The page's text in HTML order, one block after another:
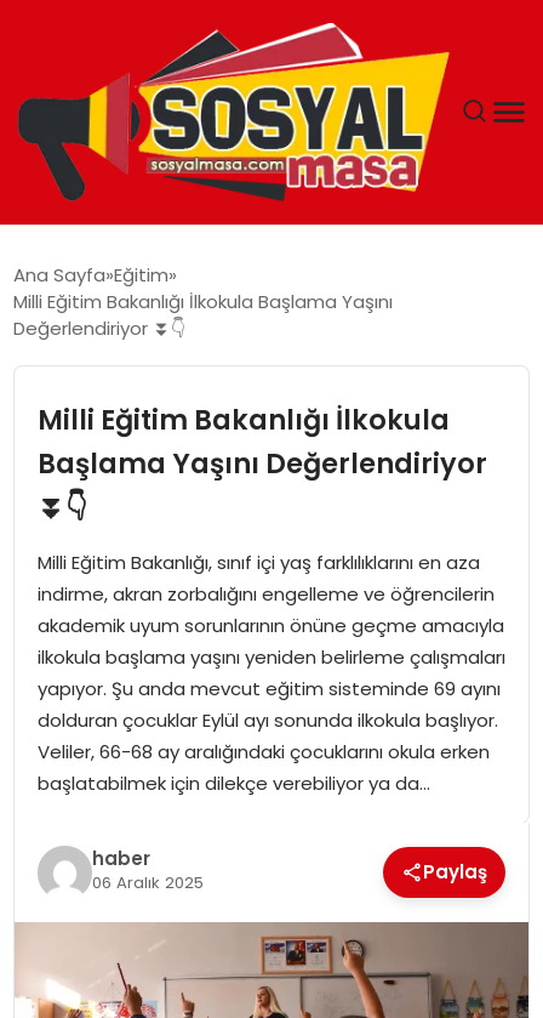
EKONOMI
TEKNOLOJI
EĞITIM
SPOR
GÜNDEM
MAGAZIN
Ana Sayfa Eğitim
Milli Eğitim Bakanlığı İlkokula Başlama Yaşını
Değerlendiriyor ⏬👇
Milli Eğitim Bakanlığı İlkokula
Başlama Yaşını Değerlendiriyor
⏬👇
Milli Eğitim Bakanlığı, sınıf içi yaş farklılıklarını en aza
indirme, akran zorbalığını engelleme ve öğrencilerin
akademik uyum sorunlarının önüne geçme amacıyla
ilkokula başlama yaşını yeniden belirleme çalışmaları
yapıyor. Şu anda mevcut eğitim sisteminde 69 ayını
dolduran çocuklar Eylül ayı sonunda ilkokula başlıyor.
Veliler, 66-68 ay aralığındaki çocuklarını okula erken
başlatabilmek için dilekçe verebiliyor ya da…
haber
06 Aralık 2025 Paylaş